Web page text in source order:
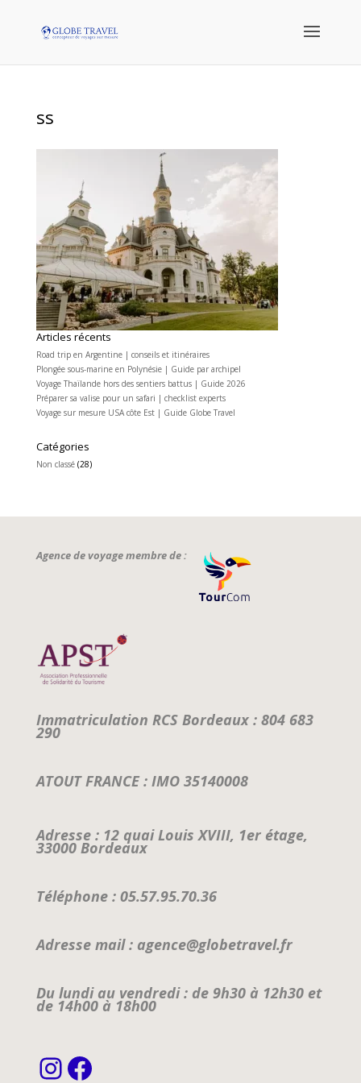
ss
Articles récents
Road trip en Argentine | conseils et itinéraires
Plongée sous-marine en Polynésie | Guide par archipel
Voyage Thaïlande hors des sentiers battus | Guide 2026
Préparer sa valise pour un safari | checklist experts
Voyage sur mesure USA côte Est | Guide Globe Travel
Catégories
Non classé(28)
Agence de voyage membre de :
Immatriculation RCS Bordeaux : 804 683
290
ATOUT FRANCE : IMO 35140008
Adresse : 12 quai Louis XVIII, 1er étage,
33000 Bordeaux
Téléphone : 05.57.95.70.36
Adresse mail : agence@globetravel.fr
Du lundi au vendredi : de 9h30 à 12h30 et
de 14h00 à 18h00
Instagram
Facebook